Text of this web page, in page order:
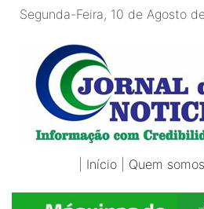
Segunda-Feira, 10 de Agosto
Início Quem somos